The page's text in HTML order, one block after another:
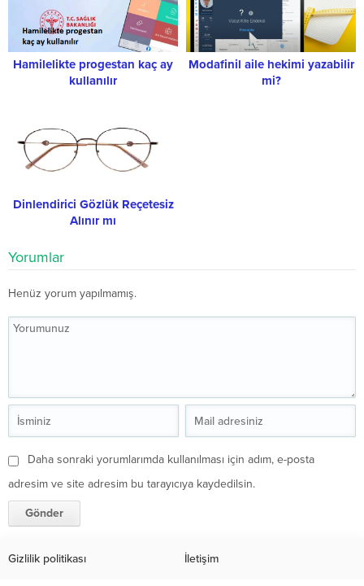
Hamilelikte progestan kaç ay
kullanılır
Modafinil aile hekimi yazabilir
mi?
Dinlendirici Gözlük Reçetesiz
Alınır mı
Yorumlar
Henüz yorum yapılmamış.
Daha sonraki yorumlarımda kullanılması için adım, e-posta
adresim ve site adresim bu tarayıcıya kaydedilsin.
Gizlilik politikası İletişim